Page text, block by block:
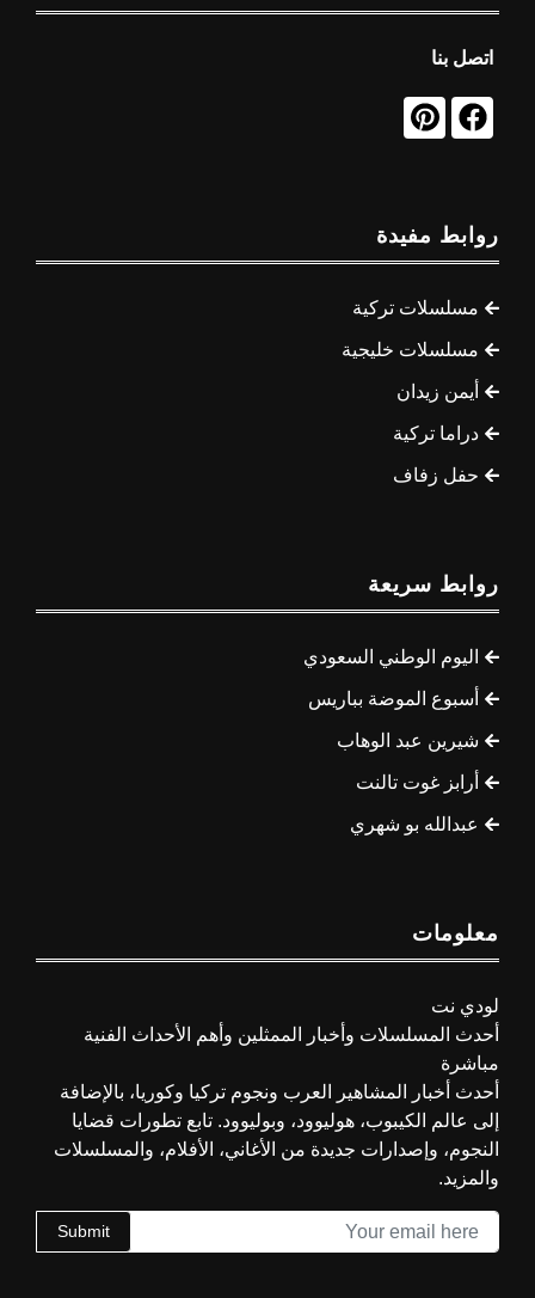
اتصل بنا
روابط مفيدة
مسلسلات تركية
مسلسلات خليجية
أيمن زيدان
دراما تركية
حفل زفاف
روابط سريعة
اليوم الوطني السعودي
أسبوع الموضة بباريس
شيرين عبد الوهاب
أرابز غوت تالنت
عبدالله بو شهري
معلومات
لودي نت
أحدث المسلسلات وأخبار الممثلين وأهم الأحداث الفنية
مباشرة
أحدث أخبار المشاهير العرب ونجوم تركيا وكوريا، بالإضافة
إلى عالم الكيبوب، هوليوود، وبوليوود. تابع تطورات قضايا
النجوم، وإصدارات جديدة من الأغاني، الأفلام، والمسلسلات
والمزيد.
Submit